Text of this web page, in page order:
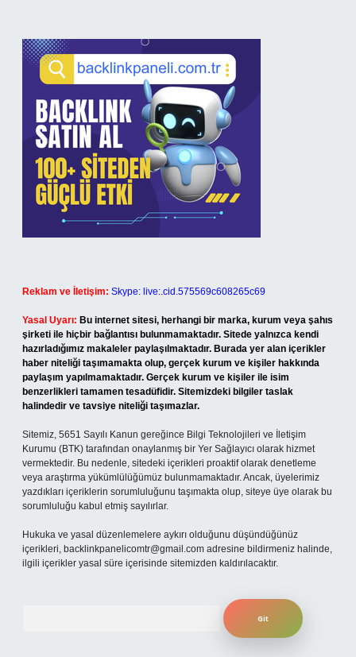
Reklam ve İletişim: Skype: live:.cid.575569c608265c69
Yasal Uyarı: Bu internet sitesi, herhangi bir marka, kurum veya şahıs
şirketi ile hiçbir bağlantısı bulunmamaktadır. Sitede yalnızca kendi
hazırladığımız makaleler paylaşılmaktadır. Burada yer alan içerikler
haber niteliği taşımamakta olup, gerçek kurum ve kişiler hakkında
paylaşım yapılmamaktadır. Gerçek kurum ve kişiler ile isim
benzerlikleri tamamen tesadüfidir. Sitemizdeki bilgiler taslak
halindedir ve tavsiye niteliği taşımazlar.
Sitemiz, 5651 Sayılı Kanun gereğince Bilgi Teknolojileri ve İletişim
Kurumu (BTK) tarafından onaylanmış bir Yer Sağlayıcı olarak hizmet
vermektedir. Bu nedenle, sitedeki içerikleri proaktif olarak denetleme
veya araştırma yükümlülüğümüz bulunmamaktadır. Ancak, üyelerimiz
yazdıkları içeriklerin sorumluluğunu taşımakta olup, siteye üye olarak bu
sorumluluğu kabul etmiş sayılırlar.
Hukuka ve yasal düzenlemelere aykırı olduğunu düşündüğünüz
içerikleri, backlinkpanelicomtr@gmail.com adresine bildirmeniz halinde,
ilgili içerikler yasal süre içerisinde sitemizden kaldırılacaktır.